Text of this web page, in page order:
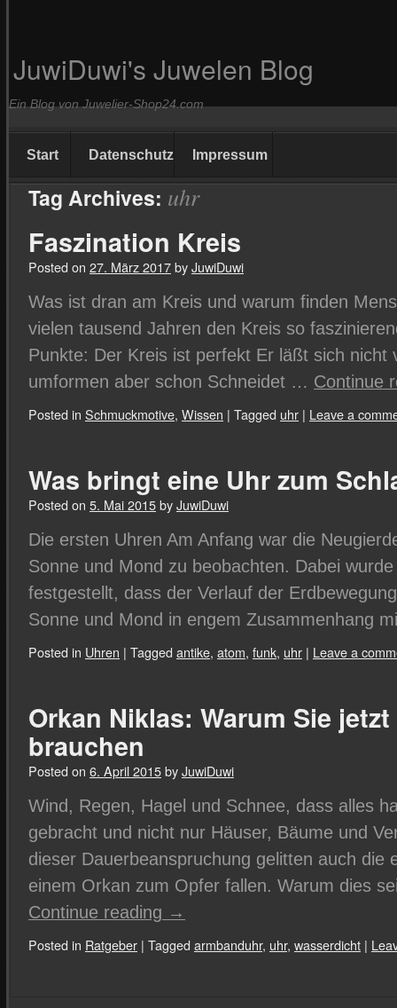
JuwiDuwi's Juwelen Blog
Ein Blog von Juwelier-Shop24.com
Start Datenschutz Impressum
Tag Archives: uhr
Faszination Kreis
Posted on 27. März 2017byJuwiDuwi
Was ist dran am Kreis und warum finden
vielen tausend Jahren den Kreis so
Punkte: Der Kreis ist perfekt Er läßt sich nicht
umformen aber schon Schneidet … Continue
Posted in Schmuckmotive, Wissen | Tagged uhr | Leave a
Was bringt eine Uhr zum
Posted on 5. Mai 2015byJuwiDuwi
Die ersten Uhren Am Anfang war die
Sonne und Mond zu beobachten. Dabei
festgestellt, dass der Verlauf der
Sonne und Mond in engem Zusammenhang
Posted in Uhren | Tagged antike, atom, funk, uhr | Leave a
Orkan Niklas: Warum Sie
brauchen
Posted on 6. April 2015byJuwiDuwi
Wind, Regen, Hagel und Schnee, dass alles
gebracht und nicht nur Häuser, Bäume und
dieser Dauerbeanspruchung gelitten auch die
einem Orkan zum Opfer fallen. Warum dies
Continue reading →
Posted in Ratgeber | Tagged armbanduhr, uhr, wasserdicht |